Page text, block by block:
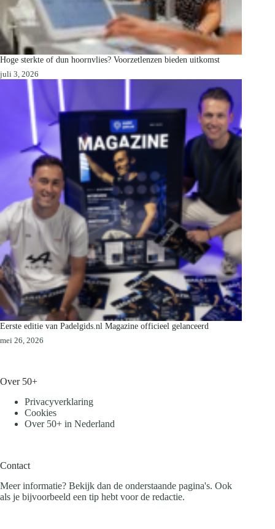
Hoge sterkte of dun hoornvlies? Voorzetlenzen bieden uitkomst
juli 3, 2026
Eerste editie van Padelgids.nl Magazine officieel gelanceerd
mei 26, 2026
Over 50+
Privacyverklaring
Cookies
Over 50+ in Nederland
Contact
Meer informatie? Bekijk dan de onderstaande pagina's. Ook
als je bijvoorbeeld een tip hebt voor de redactie.